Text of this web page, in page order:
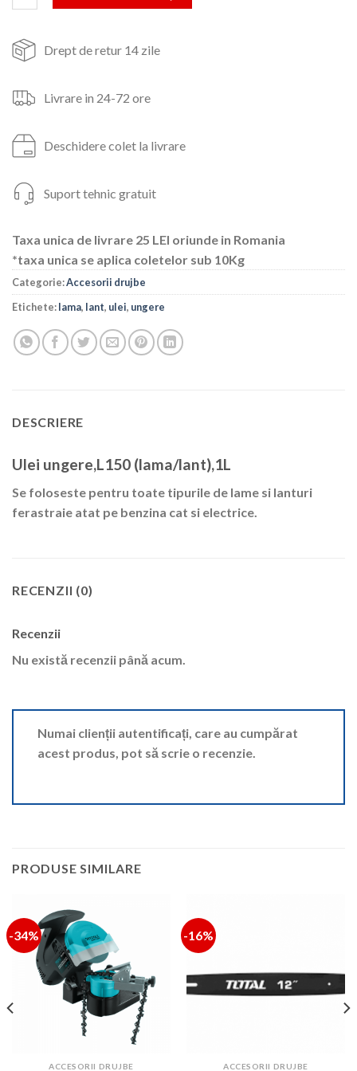
Drept de retur 14 zile
Livrare in 24-72 ore
Deschidere colet la livrare
Suport tehnic gratuit
Taxa unica de livrare 25 LEI oriunde in Romania
*taxa unica se aplica coletelor sub 10Kg
Categorie:Accesorii drujbe
Etichete:lama, lant, ulei, ungere
DESCRIERE
Ulei ungere,L150 (lama/lant),1L
Se foloseste pentru toate tipurile de lame si lanturi
ferastraie atat pe benzina cat si electrice.
RECENZII (0)
Recenzii
Nu există recenzii până acum.
Numai clienții autentificați, care au cumpărat
acest produs, pot să scrie o recenzie.
PRODUSE SIMILARE
-34%
ACCESORII DRUJBE
-16%
ACCESORII DRUJBE